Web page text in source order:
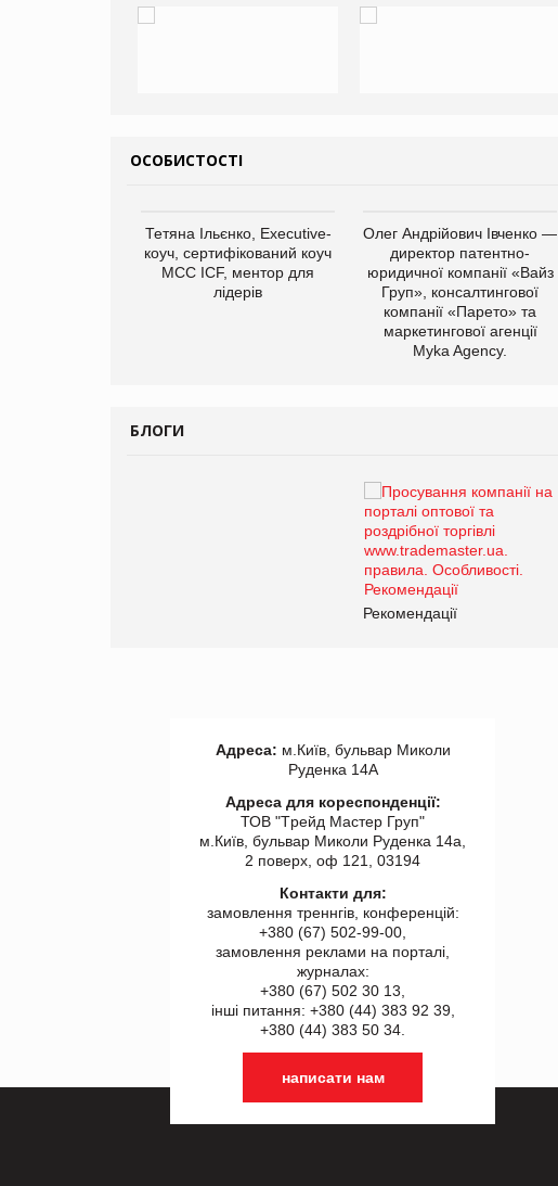
ОСОБИСТОСТІ
Тетяна Ільєнко, Executive-
коуч, сертифікований коуч
МСС ICF, ментор для
лідерів
Олег Андрійович Івченко —
директор патентно-
юридичної компанії «Вайз
Груп», консалтингової
компанії «Парето» та
маркетингової агенції
Myka Agency.
БЛОГИ
Рекомендації
Адреса: м.Київ, бульвар Миколи
Руденка 14А
Адреса для кореспонденції:
ТОВ "Tрейд Мастер Груп"
м.Київ, бульвар Миколи Руденка 14а,
2 поверх, оф 121, 03194
Контакти для:
замовлення треннгів, конференцій:
+380 (67) 502-99-00,
замовлення реклами на порталі,
журналах:
+380 (67) 502 30 13,
інші питання: +380 (44) 383 92 39,
+380 (44) 383 50 34.
написати нам